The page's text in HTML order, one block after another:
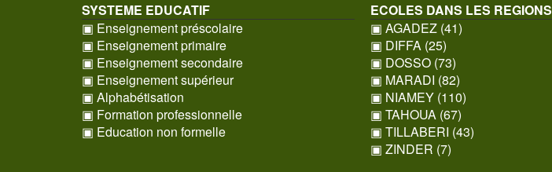
SYSTEME EDUCATIF
▣ Enseignement préscolaire
▣ Enseignement primaire
▣ Enseignement secondaire
▣ Enseignement supérieur
▣ Alphabétisation
▣ Formation professionnelle
▣ Education non formelle
ECOLES DANS LES REGIONS
▣ AGADEZ (41)
▣ DIFFA (25)
▣ DOSSO (73)
▣ MARADI (82)
▣ NIAMEY (110)
▣ TAHOUA (67)
▣ TILLABERI (43)
▣ ZINDER (7)